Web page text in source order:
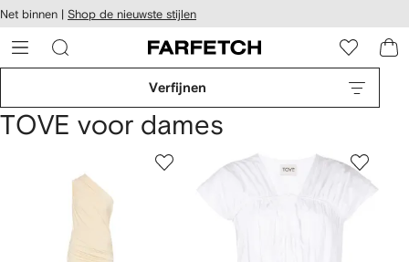
over en
naar de
Net binnen | Shop de nieuwste stijlen
Verfijnen
TOVE voor dames